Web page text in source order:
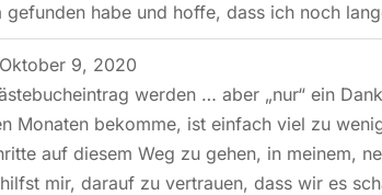
habe und hoffe, dass ich noch
Oktober 9, 2020
werden … aber „nur“ ein
Monaten bekomme, ist einfach viel zu
auf diesem Weg zu gehen, in meinem,
mir, darauf zu vertrauen, dass wir es